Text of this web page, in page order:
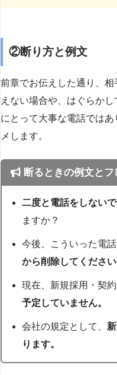
②断り方と例文
前章でお伝えした通り、
えない場合や、はぐらか
にとって大事な電話では
メします。
断るときの例文とフ
二度と電話をしない
ますか？
今後、こういった電
から削除してください
現在、新規採用・契
予定していません。
会社の規定として、
ります。